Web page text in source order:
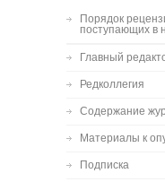
Порядок
поступающих в
Главный
Редколлегия
Содержание
Материалы к
Подписка